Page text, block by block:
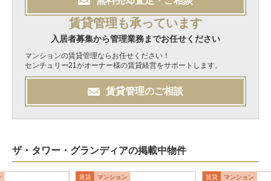
賃貸管理も承っています
入居者募集から管理業務までお任せください
マンションの賃貸管理ならお任せください！
センチュリー21がオーナー様の賃貸経営をサポートします。
賃貸管理のご相談
ザ・タワー・グランディアの掲載中物件
賃貸 マンション 賃貸 マンション